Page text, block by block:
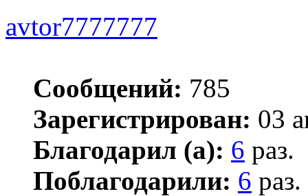
avtor7777777
Сообщений: 785
Зарегистрирован: 03
Благодарил (а): 6 раз.
Поблагодарили: 6 раз.